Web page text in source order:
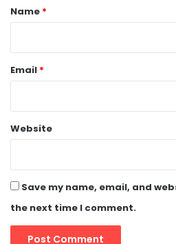
*
Name *
Email *
Website
Save my name, email, and
the next time I comment.